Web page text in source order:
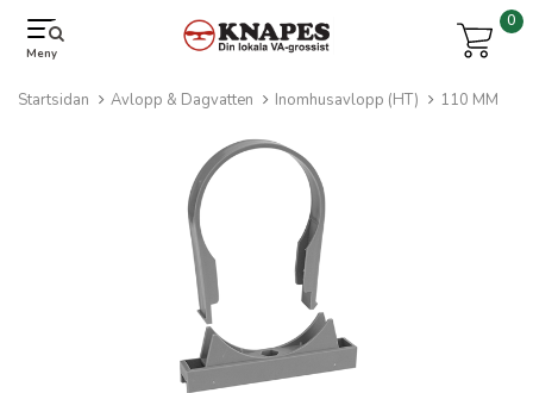
Meny
0
Startsidan Avlopp & Dagvatten Inomhusavlopp (HT) 110 MM